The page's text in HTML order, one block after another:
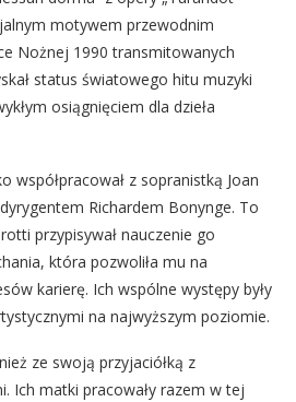
motywem przewodnim
Nożnej 1990 transmitowanych
status światowego hitu muzyki
osiągnięciem dla dzieła
współpracował z sopranistką Joan
Richardem Bonynge. To
przypisywał nauczenie go
która pozwoliła mu na
karierę. Ich wspólne występy były
na najwyższym poziomie.
ze swoją przyjaciółką z
Ich matki pracowały razem w tej